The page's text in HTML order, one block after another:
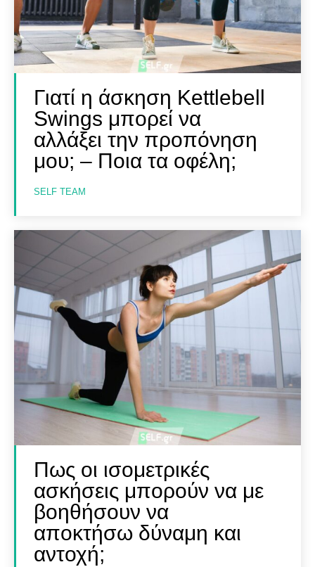
SELF FINDER
Γιατρό & Φυσικοθεραπευτή
Αναζήτηση
SELF FINDER
Γιατρό & Φυσικοθεραπευτή
Αναζήτηση
Γιατί η άσκηση Kettlebell
Swings μπορεί να
αλλάξει την προπόνηση
μου; – Ποια τα οφέλη;
SELF TEAM
Πως οι ισομετρικές
ασκήσεις μπορούν να με
βοηθήσουν να
αποκτήσω δύναμη και
αντοχή;